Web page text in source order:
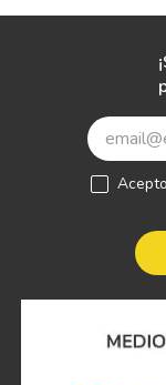
Acepto